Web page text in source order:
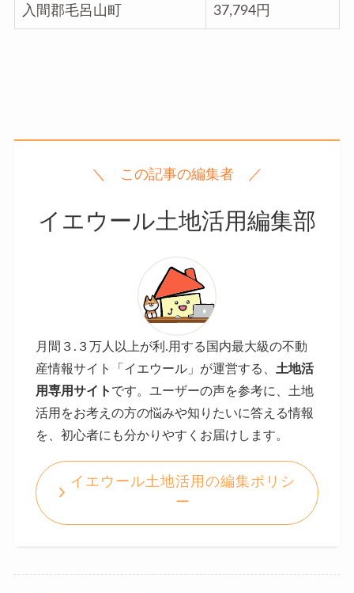
入間郡毛呂山町 37,794円
＼ この記事の編集者 ／
イエウール土地活用編集部
月間３.３ 万人以上が利.用する国内最大級の不動
産情報サイト「イエウール」が運営する、 土地活
用専用サイト です。ユーザーの声を参考に、土地
活用をお考えの方の悩みや知りたいに答える情報
を、初心者にも分かりやすくお届けします。
イエウール土地活用の編集ポリシ
ー